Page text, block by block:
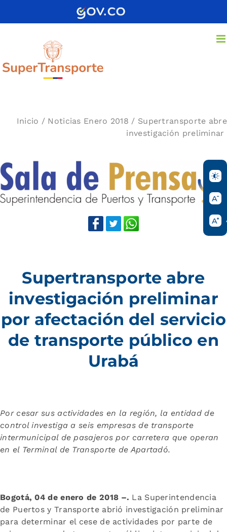
Inicio / Noticias Enero 2018 / Supertransporte abre
investigación preliminar
Supertransporte abre
investigación preliminar
por afectación del servicio
de transporte público en
Urabá
Por cesar sus actividades en la región, la entidad de
control investiga a seis empresas de transporte
intermunicipal de pasajeros por carretera que operan
en el Terminal de Transporte de Apartadó.
Bogotá, 04 de enero de 2018 –. La Superintendencia
de Puertos y Transporte abrió investigación preliminar
para determinar el cese de actividades por parte de